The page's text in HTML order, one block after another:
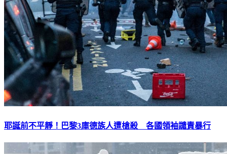
耶誕前不平靜！巴黎3庫德族人遭槍殺 各國領袖譴責暴行